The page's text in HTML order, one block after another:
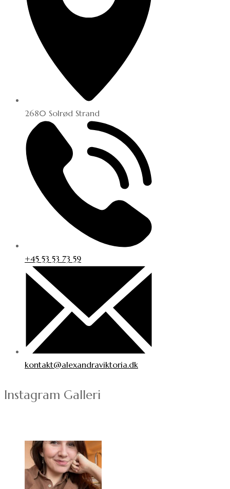
2680 Solrød Strand
+45 53 53 73 59
kontakt@alexandraviktoria.dk
Instagram Galleri